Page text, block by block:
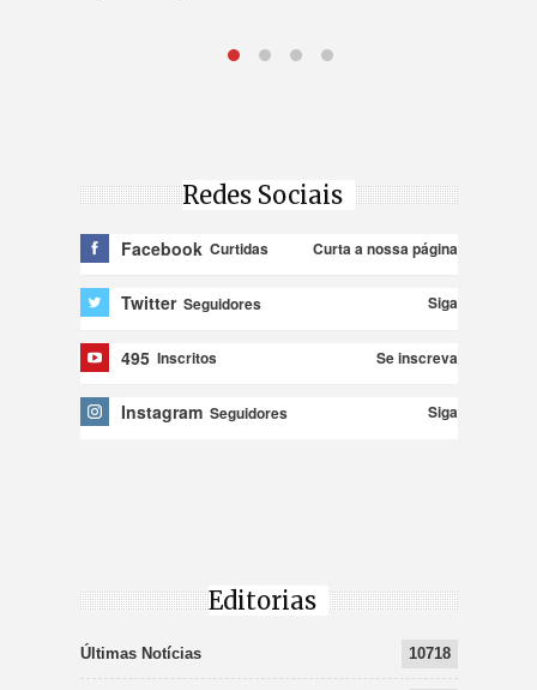
Redes Sociais
Facebook Curtidas Curta a nossa página
Twitter Seguidores Siga
495 Inscritos Se inscreva
Instagram Seguidores Siga
Editorias
Últimas Notícias 10718